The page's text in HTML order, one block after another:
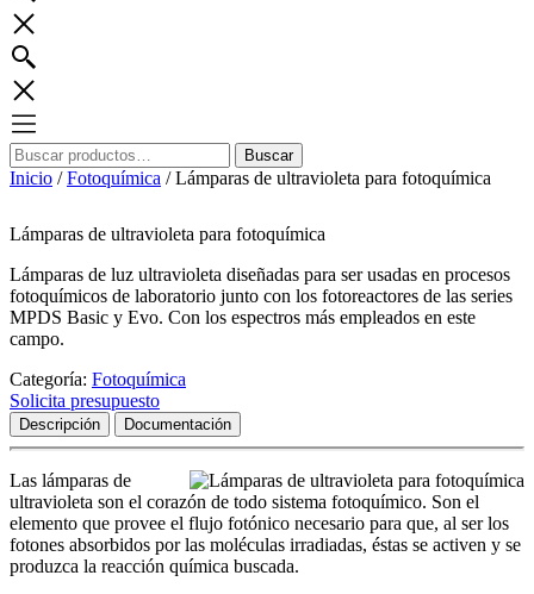
Buscar
por:
Buscar
Inicio /Fotoquímica / Lámparas de ultravioleta para fotoquímica
Lámparas de ultravioleta para fotoquímica
Lámparas de luz ultravioleta diseñadas para ser usadas en procesos
fotoquímicos de laboratorio junto con los fotoreactores de las series
MPDS Basic y Evo. Con los espectros más empleados en este
campo.
Categoría: Fotoquímica
Solicita presupuesto
Descripción Documentación
Las lámparas de
ultravioleta son el corazón de todo sistema fotoquímico. Son el
elemento que provee el flujo fotónico necesario para que, al ser los
fotones absorbidos por las moléculas irradiadas, éstas se activen y se
produzca la reacción química buscada.